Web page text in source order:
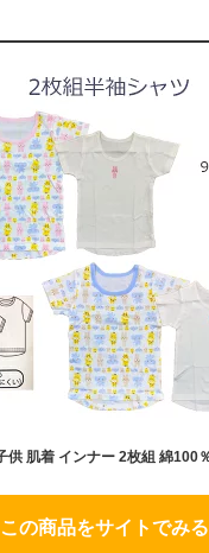
この商品をサイトでみる